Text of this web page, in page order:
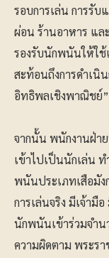
รอบการเล่น การรั
ผ่อน ร้านอาหาร แล
รองรับนักพนันให้ใช้
สะท้อนถึงการดำเนิ
อิทธิพลเชิงพาณิชย์”
จากนั้น พนักงานฝ่า
เข้าไปเป็นนักเล่น
พนันประเภทเสือมัง
การเล่นจริง มีเจ้ามื
นักพนันเข้าร่วมจำน
ความผิดตาม พระ